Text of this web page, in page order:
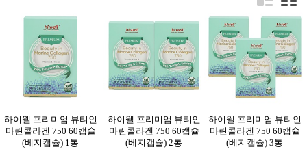
하이웰 프리미엄 뷰티인
마린콜라겐 750 60캡슐
(베지캡슐) 1통
하이웰 프리미엄 뷰티인
마린콜라겐 750 60캡슐
(베지캡슐) 2통
하이웰 프리미엄 뷰티인
마린콜라겐 750 60캡슐
(베지캡슐) 3통